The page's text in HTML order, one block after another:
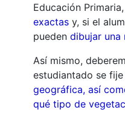
Educación
exactas y, si el
pueden dibujar una
Así mismo,
estudiantado se fije
geográfica, así
qué tipo de